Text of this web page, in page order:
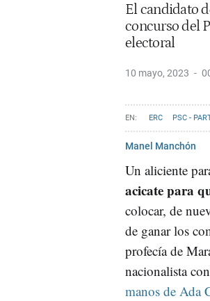
El candidato
concurso del
electoral
10 mayo, 2023
ERC PSC -
JXCAT JAUME
Manel Manchón
Un aliciente
acicate para
colocar, de
de ganar los
profecía de
nacionalista
manos de Ada